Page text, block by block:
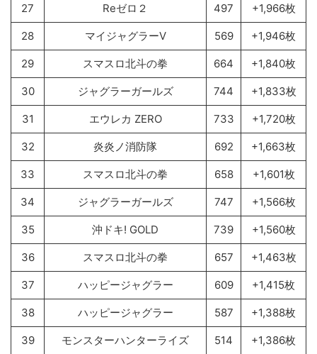
27 Reゼロ２ 497 +1,966枚
28 マイジャグラーV 569 +1,946枚
29 スマスロ北斗の拳 664 +1,840枚
30 ジャグラーガールズ 744 +1,833枚
31 エウレカ ZERO 733 +1,720枚
32 炎炎ノ消防隊 692 +1,663枚
33 スマスロ北斗の拳 658 +1,601枚
34 ジャグラーガールズ 747 +1,566枚
35 沖ドキ! GOLD 739 +1,560枚
36 スマスロ北斗の拳 657 +1,463枚
37 ハッピージャグラー 609 +1,415枚
38 ハッピージャグラー 587 +1,388枚
39 モンスターハンターライズ 514 +1,386枚